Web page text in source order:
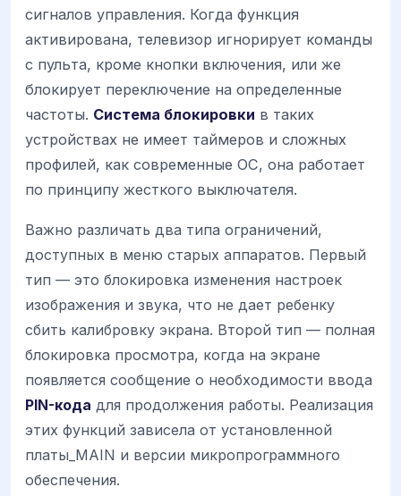
сигналов управления. Когда функция
активирована, телевизор игнорирует команды
с пульта, кроме кнопки включения, или же
блокирует переключение на определенные
частоты. Система блокировки в таких
устройствах не имеет таймеров и сложных
профилей, как современные ОС, она работает
по принципу жесткого выключателя.
Важно различать два типа ограничений,
доступных в меню старых аппаратов. Первый
тип — это блокировка изменения настроек
изображения и звука, что не дает ребенку
сбить калибровку экрана. Второй тип — полная
блокировка просмотра, когда на экране
появляется сообщение о необходимости ввода
PIN-кода для продолжения работы. Реализация
этих функций зависела от установленной
платы_MAIN и версии микропрограммного
обеспечения.